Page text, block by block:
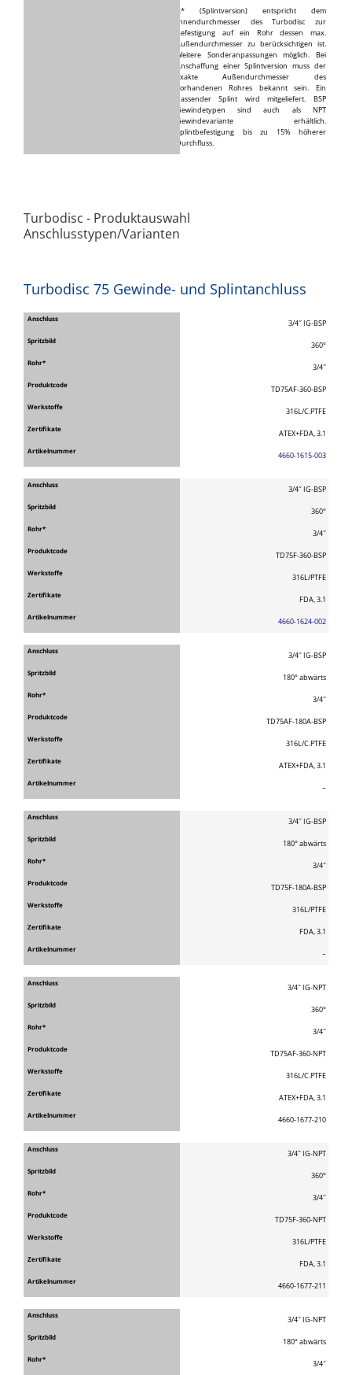
B* (Splintversion) entspricht dem
Innendurchmesser des Turbodisc zur
Befestigung auf ein Rohr dessen max.
Außendurchmesser zu berücksichtigen ist.
Weitere Sonderanpassungen möglich. Bei
Anschaffung einer Splintversion muss der
exakte Außendurchmesser des
vorhandenen Rohres bekannt sein. Ein
passender Splint wird mitgeliefert. BSP
Gewindetypen sind auch als NPT
Gewindevariante erhältlich.
Splintbefestigung bis zu 15% höherer
Durchfluss.
Turbodisc - Produktauswahl
Anschlusstypen/Varianten
Turbodisc 75 Gewinde- und Splintanchluss
3/4″ IG-BSP
360°
3/4″
TD75AF-360-BSP
316L/C.PTFE
ATEX+FDA, 3.1
4660-1615-003
3/4″ IG-BSP
360°
3/4″
TD75F-360-BSP
316L/PTFE
FDA, 3.1
4660-1624-002
3/4″ IG-BSP
180° abwärts
3/4″
TD75AF-180A-BSP
316L/C.PTFE
ATEX+FDA, 3.1
–
3/4″ IG-BSP
180° abwärts
3/4″
TD75F-180A-BSP
316L/PTFE
FDA, 3.1
–
3/4″ IG-NPT
360°
3/4″
TD75AF-360-NPT
316L/C.PTFE
ATEX+FDA, 3.1
4660-1677-210
3/4″ IG-NPT
360°
3/4″
TD75F-360-NPT
316L/PTFE
FDA, 3.1
4660-1677-211
3/4″ IG-NPT
180° abwärts
3/4″